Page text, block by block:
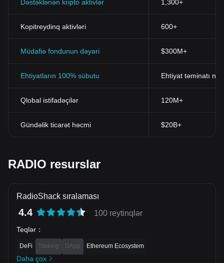
Dəstəklənən kripto aktivlər 1,300+
Kopitreydinq aktivləri 600+
Müdafiə fondunun dəyəri $300M+
Ehtiyatların 100% sübutu Ehtiyat təminatı
Qlobal istifadəçilər 120M+
Gündəlik ticarət həcmi $20B+
RADIO resurslar
RadioShack sıralaması
4.4 100 reytinqlər
Teqlər ：
DeFi Staking DApp Ethereum Ecosystem
Daha çox